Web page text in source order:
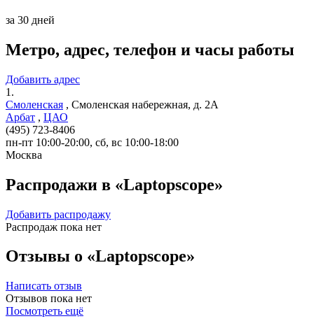
за 30 дней
Метро, адрес, телефон и часы работы
Добавить адрес
1.
Смоленская , Смоленская набережная, д. 2А
Арбат , ЦАО
(495) 723-8406
пн-пт 10:00-20:00, сб, вс 10:00-18:00
Москва
Распродажи в «Laptopscope»
Добавить распродажу
Распродаж пока нет
Отзывы о «Laptopscope»
Написать отзыв
Отзывов пока нет
Посмотреть ещё